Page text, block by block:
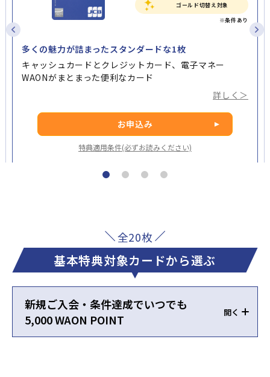
ゴールド切替え対象
多くの魅力が詰まったスタンダードな1枚
キャッシュカードとクレジットカード、電子マネー
WAONがまとまった便利なカード
詳しく＞
お申込み
特典適用条件(必ずお読みください)
全20枚
基本特典対象カードから選ぶ
新規ご入会・条件達成でいつでも
5,000 WAON POINT